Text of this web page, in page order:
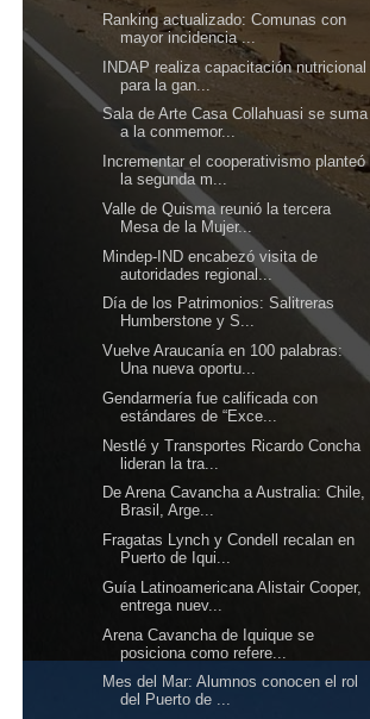
Ranking actualizado: Comunas con
mayor incidencia ...
INDAP realiza capacitación nutricional
para la gan...
Sala de Arte Casa Collahuasi se suma
a la conmemor...
Incrementar el cooperativismo planteó
la segunda m...
Valle de Quisma reunió la tercera
Mesa de la Mujer...
Mindep-IND encabezó visita de
autoridades regional...
Día de los Patrimonios: Salitreras
Humberstone y S...
Vuelve Araucanía en 100 palabras:
Una nueva oportu...
Gendarmería fue calificada con
estándares de “Exce...
Nestlé y Transportes Ricardo Concha
lideran la tra...
De Arena Cavancha a Australia: Chile,
Brasil, Arge...
Fragatas Lynch y Condell recalan en
Puerto de Iqui...
Guía Latinoamericana Alistair Cooper,
entrega nuev...
Arena Cavancha de Iquique se
posiciona como refere...
Mes del Mar: Alumnos conocen el rol
del Puerto de ...